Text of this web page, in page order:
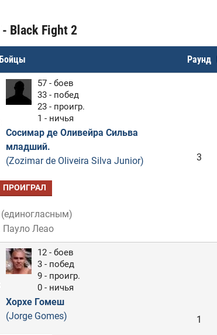
- Black Fight 2
Раунд
57 - боев
33 - побед
23 - проигр.
1 - ничья
Сосимар де Оливейра Сильва
младший.
(Zozimar de Oliveira Silva Junior)
3
ПРОИГРАЛ
(единогласным)
Пауло Леао
12 - боев
3 - побед
9 - проигр.
0 - ничья
Хорхе Гомеш
(Jorge Gomes)
1